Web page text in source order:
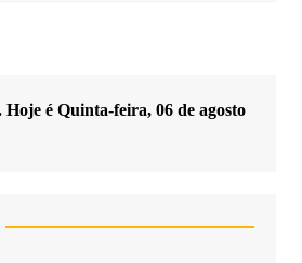
Hoje é Quinta-feira, 06 de agosto